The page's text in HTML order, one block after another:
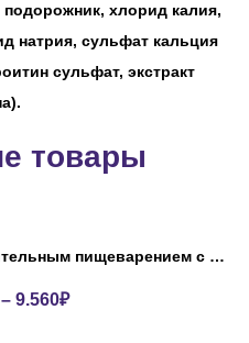
хлорид калия,
натрия, сульфат кальция
сульфат, экстракт
товары
Корм для кошек с чувствительным пищеварением с индейкой ПроПлан
9.560₽